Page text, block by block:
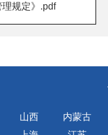
理规定》.pdf
山西
内蒙古